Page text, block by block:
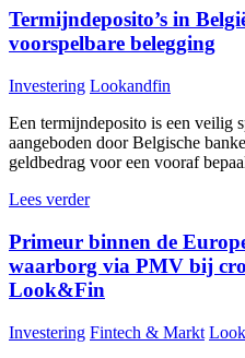
Termijndeposito’s in
voorspelbare belegging
Investering Lookandfin
Een termijndeposito is een veilig
aangeboden door Belgische
geldbedrag voor een vooraf
Lees verder
Primeur binnen de
waarborg via PMV bij
Look&Fin
Investering Fintech & Markt